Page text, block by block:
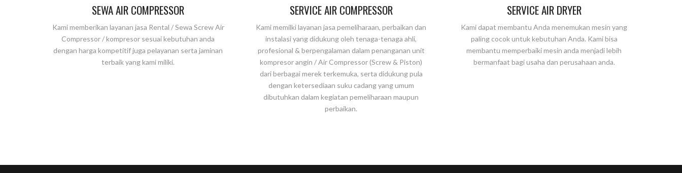
SEWA AIR COMPRESSOR
Kami memberikan layanan jasa Rental / Sewa Screw Air
Compressor / kompresor sesuai kebutuhan anda
dengan harga kompetitif juga pelayanan serta jaminan
terbaik yang kami miliki.
SERVICE AIR COMPRESSOR
Kami memilki layanan jasa pemeliharaan, perbaikan dan
instalasi yang didukung oleh tenaga-tenaga ahli,
profesional & berpengalaman dalam penanganan unit
kompresor angin / Air Compressor (Screw & Piston)
dari berbagai merek terkemuka, serta didukung pula
dengan ketersediaan suku cadang yang umum
dibutuhkan dalam kegiatan pemeliharaan maupun
perbaikan.
SERVICE AIR DRYER
Kami dapat membantu Anda menemukan mesin yang
paling cocok untuk kebutuhan Anda. Kami bisa
membantu memperbaiki mesin anda menjadi lebih
bermanfaat bagi usaha dan perusahaan anda.